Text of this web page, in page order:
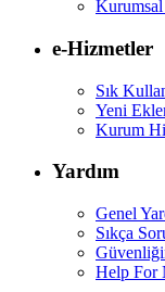
e-Hizmetler
Sık
Yeni
Kurum
Yardım
Genel
Sıkça
Help For